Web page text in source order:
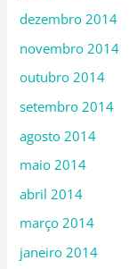
dezembro 2014
novembro 2014
outubro 2014
setembro 2014
agosto 2014
maio 2014
abril 2014
março 2014
janeiro 2014